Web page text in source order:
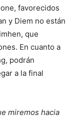
favorecidos
y Diem no están
que
En cuanto a
podrán
a la final
miremos hacia